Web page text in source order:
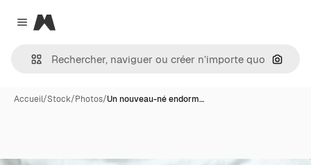
Close menu
Magnific
Accueil/Stock/Photos/Un nouveau-né endorm…